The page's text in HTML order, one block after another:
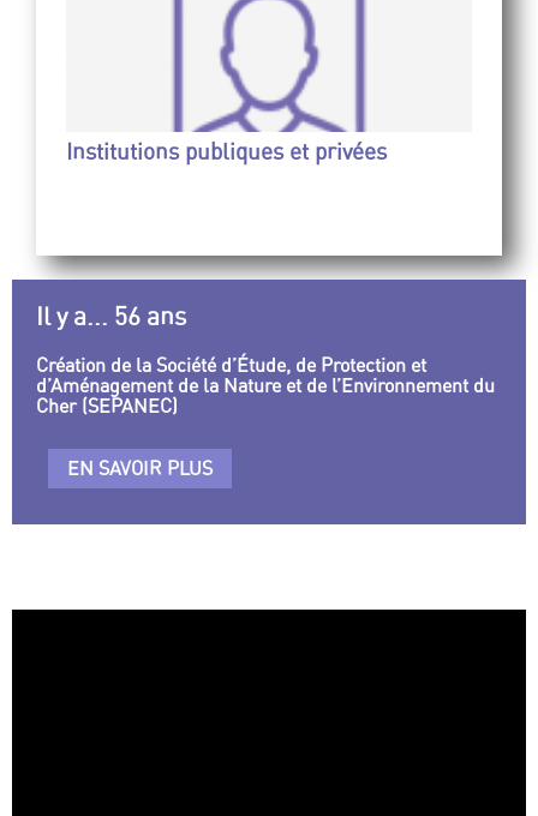
Institutions publiques et privées
Il y a... 56 ans
Création de la Société d’Étude, de Protection et
d’Aménagement de la Nature et de l’Environnement du
Cher (SEPANEC)
EN SAVOIR PLUS